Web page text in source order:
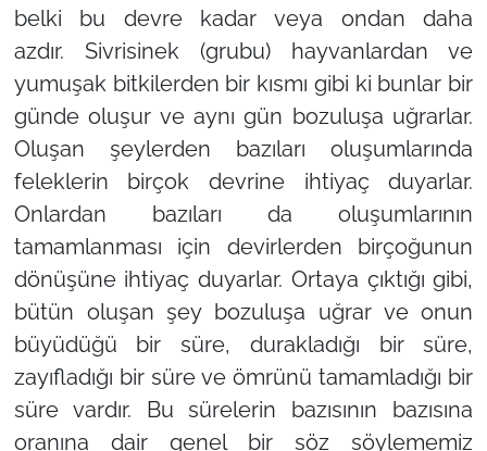
belki bu devre kadar veya ondan daha
azdır. Sivrisinek (grubu) hayvanlardan ve
yumuşak bitkilerden bir kısmı gibi ki bunlar bir
günde oluşur ve aynı gün bozuluşa uğrarlar.
Oluşan şeylerden bazıları oluşumlarında
feleklerin birçok devrine ihtiyaç duyarlar.
Onlardan bazıları da oluşumlarının
tamamlanması için devirlerden birçoğunun
dönüşüne ihtiyaç duyarlar. Ortaya çıktığı gibi,
bütün oluşan şey bozuluşa uğrar ve onun
büyüdüğü bir süre, durakladığı bir süre,
zayıfladığı bir süre ve ömrünü tamamladığı bir
süre vardır. Bu sürelerin bazısının bazısına
oranına dair genel bir söz söylememiz